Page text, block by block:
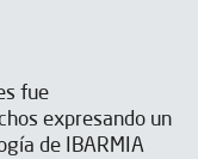
fue
expresando un
de IBARMIA